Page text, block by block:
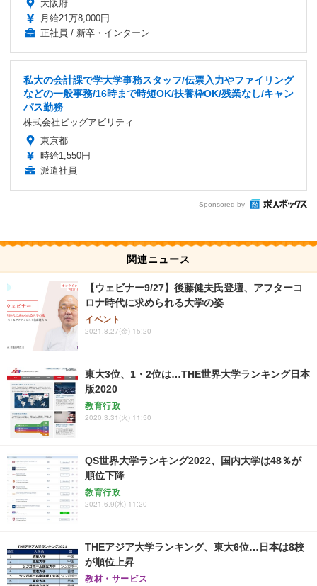
大阪府
月給21万8,000円
正社員 / 新卒・インターン
私大の会計課で学大学事務スタッフ/伝票入力やファイリング
などの一般事務/16時まで時短OK/扶養枠OK/残業なし/キャン
パス勤務
株式会社ビッグアビリティ
東京都
時給1,550円
派遣社員
Sponsored by
関連ニュース
【ウェビナー9/27】後藤健夫氏登壇、アフターコ
ロナ時代に求められる大学の姿
イベント
2021.8.27(金) 15:20
東大3位、1・2位は…THE世界大学ランキング日本
版2020
教育行政
2020.3.31(火) 11:50
QS世界大学ランキング2022、国内大学は48％が
順位下降
教育行政
2021.6.9(水) 11:20
THEアジア大学ランキング、東大6位…日本は8校
が順位上昇
教材・サービス